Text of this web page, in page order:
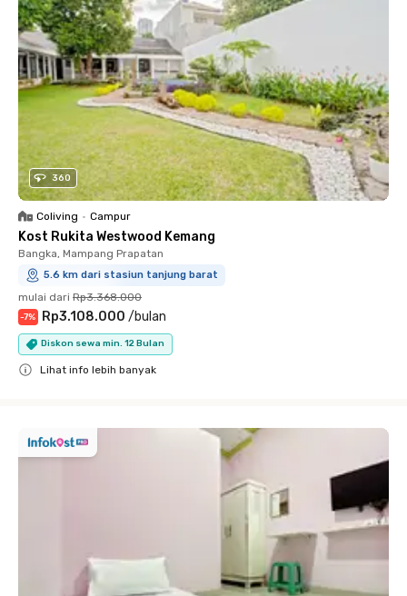
360
Coliving • Campur
Kost Rukita Westwood Kemang
Bangka, Mampang Prapatan
5.6 km dari stasiun tanjung barat
mulai dari Rp3.368.000
-7% Rp3.108.000 /bulan
Diskon sewa min. 12 Bulan
Lihat info lebih banyak